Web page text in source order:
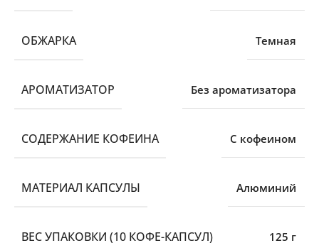
ОБЖАРКА Темная
АРОМАТИЗАТОР Без ароматизатора
СОДЕРЖАНИЕ КОФЕИНА С кофеином
МАТЕРИАЛ КАПСУЛЫ Алюминий
ВЕС УПАКОВКИ (10 КОФЕ-КАПСУЛ) 125 г